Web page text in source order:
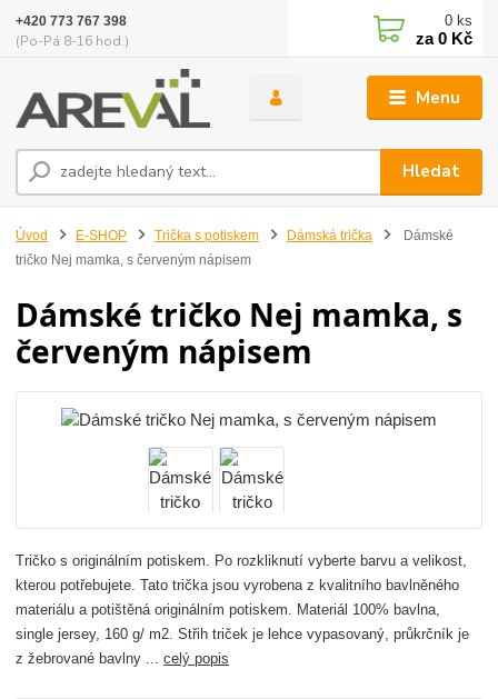
Menu
Hledat
+420 773 767 398
(Po-Pá 8-16 hod.)
0 ks
za0 Kč
Úvod E-SHOP Trička s potiskem Dámská trička
Dámské
tričko Nej mamka, s červeným nápisem
Dámské tričko Nej mamka, s
červeným nápisem
Tričko s originálním potiskem. Po rozkliknutí vyberte barvu a velikost,
kterou potřebujete. Tato trička jsou vyrobena z kvalitního bavlněného
materiálu a potištěná originálním potiskem. Materiál 100% bavlna,
single jersey, 160 g/ m2. Střih triček je lehce vypasovaný, průkrčník je
z žebrované bavlny ...celý popis